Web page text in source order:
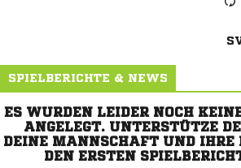
SPIELBERICHTE & NEWS
ES WURDEN LEIDER NOCH
ANGELEGT. UNTERSTÜTZE
DEINE MANNSCHAFT UND IHRE
DEN ERSTEN